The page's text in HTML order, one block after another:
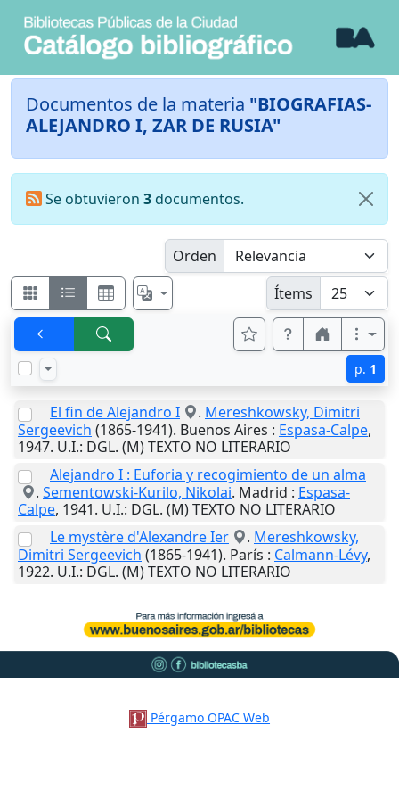
Documentos de la materia "BIOGRAFIAS-
ALEJANDRO I, ZAR DE RUSIA"
Se obtuvieron 3documentos.
Orden
Ítems
p. 1
El fin de Alejandro I . Mereshkowsky, Dimitri
Sergeevich (1865-1941). Buenos Aires : Espasa-Calpe,
1947. U.I.: DGL. (M) TEXTO NO LITERARIO
Alejandro I : Euforia y recogimiento de un alma
. Sementowski-Kurilo, Nikolai. Madrid : Espasa-
Calpe, 1941. U.I.: DGL. (M) TEXTO NO LITERARIO
Le mystère d'Alexandre Ier
. Mereshkowsky,
Dimitri Sergeevich (1865-1941). París : Calmann-Lévy,
1922. U.I.: DGL. (M) TEXTO NO LITERARIO
Pérgamo OPAC Web